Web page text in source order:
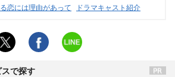
恋には理由があって ドラマキャスト紹介
で探す